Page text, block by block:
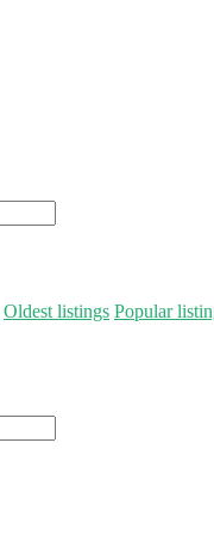
Oldest listings Popular